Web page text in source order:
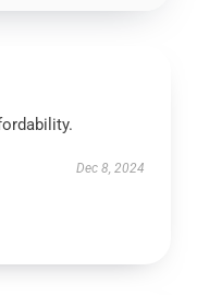
Dec 8, 2024